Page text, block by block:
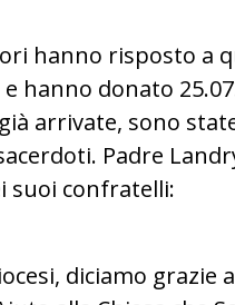
hanno risposto a
hanno donato
arrivate, sono
Padre
suoi confratelli:
diciamo grazie